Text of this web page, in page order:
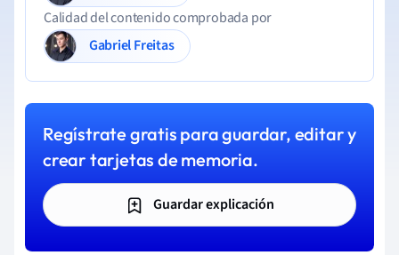
Calidad del contenido comprobada por
Gabriel Freitas
Regístrate gratis para guardar, editar y
crear tarjetas de memoria.
Guardar explicación